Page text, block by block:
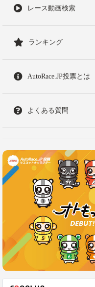
レース動画検索
ランキング
AutoRace.JP投票とは
よくある質問